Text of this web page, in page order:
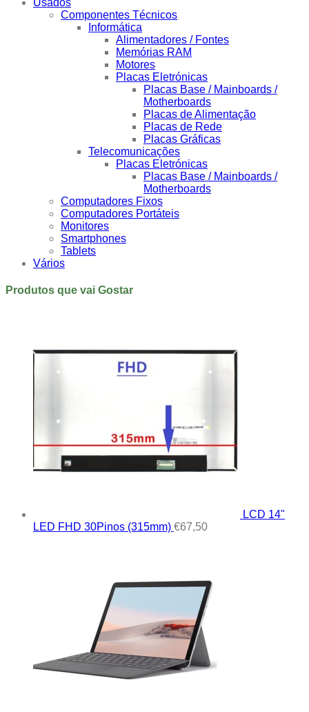
Componentes Técnicos
Informática
Alimentadores / Fontes
Memórias RAM
Motores
Placas Eletrónicas
Placas Base / Mainboards /
Motherboards
Placas de Alimentação
Placas de Rede
Placas Gráficas
Telecomunicações
Placas Eletrónicas
Placas Base / Mainboards /
Motherboards
Computadores Fixos
Computadores Portáteis
Monitores
Smartphones
Tablets
Vários
Produtos que vai Gostar
LCD 14"
LED FHD 30Pinos (315mm) €67,50